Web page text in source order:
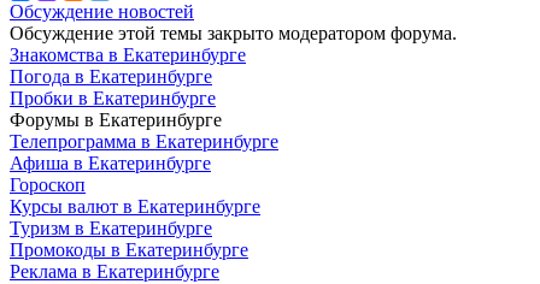
Обсуждение новостей
Обсуждение этой темы закрыто модератором форума.
Знакомства в Екатеринбурге
Погода в Екатеринбурге
Пробки в Екатеринбурге
Форумы в Екатеринбурге
Телепрограмма в Екатеринбурге
Афиша в Екатеринбурге
Гороскоп
Курсы валют в Екатеринбурге
Туризм в Екатеринбурге
Промокоды в Екатеринбурге
Реклама в Екатеринбурге